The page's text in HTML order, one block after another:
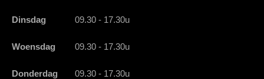
Dinsdag 09.30 - 17.30u
Woensdag 09.30 - 17.30u
Donderdag 09.30 - 17.30u